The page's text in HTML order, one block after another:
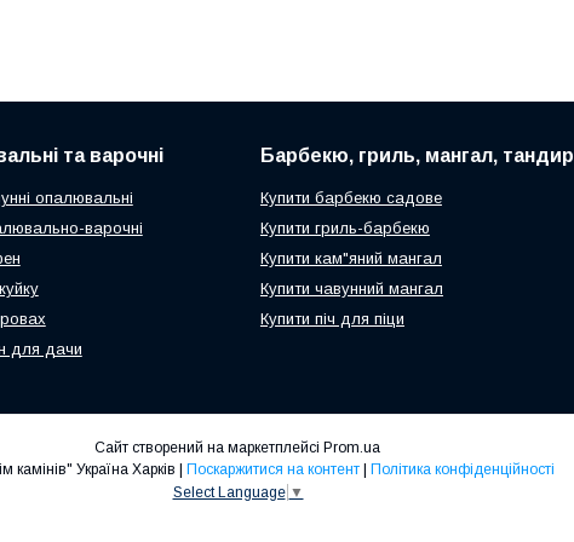
та варочні
опалювальні
варочні
для дачи
Барбекю, гриль, мангал, тандир
Купити барбекю садове
Купити гриль-барбекю
Купити кам"яний мангал
Купити чавунний мангал
Купити піч для піци
Сайт створений на маркетплейсі Prom.ua
Поскаржитися на контент
Політика конфіденційності
Select Language ▼